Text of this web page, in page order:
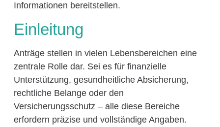
Informationen bereitstellen.
Einleitung
Anträge stellen in vielen Lebensbereichen eine
zentrale Rolle dar. Sei es für finanzielle
Unterstützung, gesundheitliche Absicherung,
rechtliche Belange oder den
Versicherungsschutz – alle diese Bereiche
erfordern präzise und vollständige Angaben.